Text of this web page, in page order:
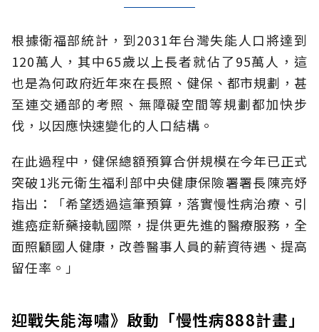
根據衛福部統計，到2031年台灣失能人口將達到
120萬人，其中65歲以上長者就佔了95萬人，這
也是為何政府近年來在長照、健保、都市規劃，甚
至連交通部的考照、無障礙空間等規劃都加快步
伐，以因應快速變化的人口結構。
在此過程中，健保總額預算合併規模在今年已正式
突破1兆元衛生福利部中央健康保險署署長陳亮妤
指出：「希望透過這筆預算，落實慢性病治療、引
進癌症新藥接軌國際，提供更先進的醫療服務，全
面照顧國人健康，改善醫事人員的薪資待遇、提高
留任率。」
迎戰失能海嘯》啟動「慢性病888計畫」